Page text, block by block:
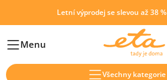
Letní výprodej se slevou až 38 %
HlavníMenu
Všechny kategorie